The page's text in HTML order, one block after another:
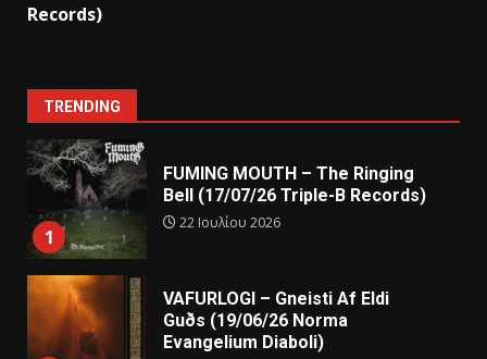
Records)
TRENDING
1
FUMING MOUTH – The Ringing
Bell (17/07/26 Triple-B Records)
22 Ιουλίου 2026
VAFURLOGI – Gneisti Af Eldi
Guðs (19/06/26 Norma
Evangelium Diaboli)